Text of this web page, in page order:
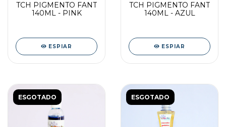
TCH PIGMENTO FANT
140ML - PINK
ESPIAR
TCH PIGMENTO FANT
140ML - AZUL
ESPIAR
ESGOTADO ESGOTADO